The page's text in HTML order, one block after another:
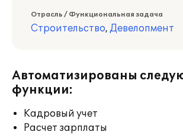
Отрасль / Функциональная задача
Строительство, Девелопмент
Автоматизированы
функции:
Кадровый учет
Расчет зарплаты